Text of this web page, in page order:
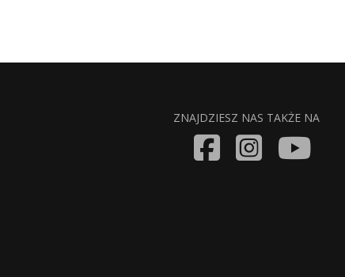
ZNAJDZIESZ NAS TAKŻE NA